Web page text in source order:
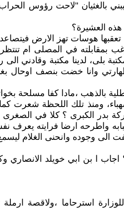
بالغثيان "لاحت رؤوس
العشيرة؟
هوسات تهز الارض فيتصاعد
في المصلى ام
بلى، لدينا مكتبة وقادني
وانا خضت بنصف اوحال
،مادا كفا مسلحة
ومنذ تلك اللحظة شعرت
بدر الكبرى ؟ كلا في
واطرحه ارضا فرايته يعرف
الى وجوده وانحنى الغلام
ا بن ابي خويلد الانصاري
استرحاما ،ولاقصة